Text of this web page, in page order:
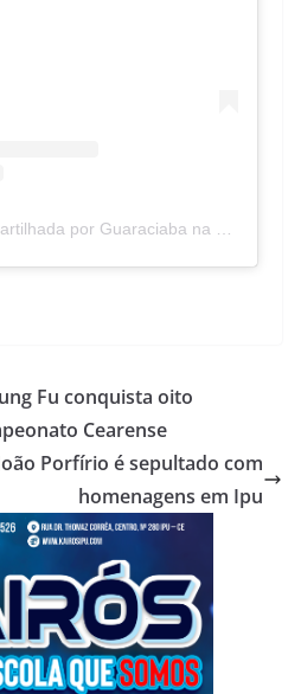
na Realidade (@guaraciabanarealidade)
Fu conquista oito
Cearense
Porfírio é sepultado com
homenagens em Ipu